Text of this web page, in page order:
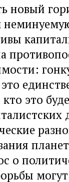
новый
это
о
могут